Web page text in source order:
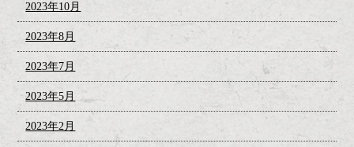
2023年10月
2023年8月
2023年7月
2023年5月
2023年2月